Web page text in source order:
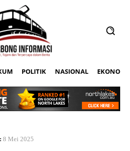
POLITIK NASIONAL EKONOMI
8 Mei 2025